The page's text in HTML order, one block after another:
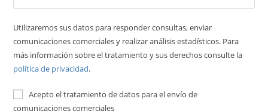
Utilizaremos sus datos para responder consultas, enviar
comunicaciones comerciales y realizar análisis estadísticos. Para
más información sobre el tratamiento y sus derechos consulte la
política de privacidad.
Acepto el tratamiento de datos para el envío de
comunicaciones comerciales